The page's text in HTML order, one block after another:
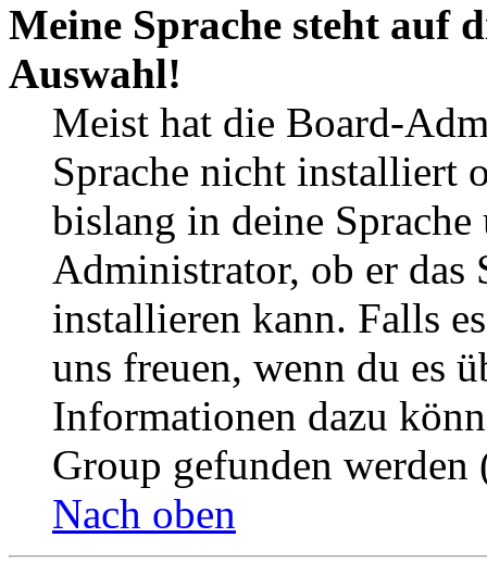
Meine Sprache steht auf
Auswahl!
Meist hat die Board-
Sprache nicht installiert
bislang in deine
Administrator, ob er das
installieren kann. Falls
uns freuen, wenn du es
Informationen dazu
Group gefunden
Nach oben